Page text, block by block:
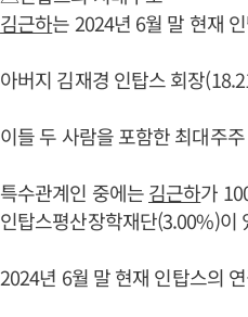
김근하는 2024년 6월 말 현재
아버지 김재경 인탑스 회장
이들 두 사람을 포함한 최대주
특수관계인 중에는김근하가
인탑스평산장학재단(3.00%)이
2024년 6월 말 현재 인탑스의